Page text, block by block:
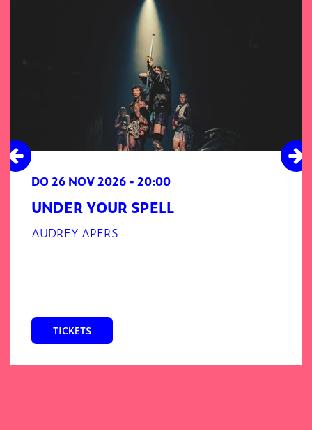
UNDER YOUR SPELL
AUDREY APERS
DO 26 NOV 2026 - 20:00
TICKETS